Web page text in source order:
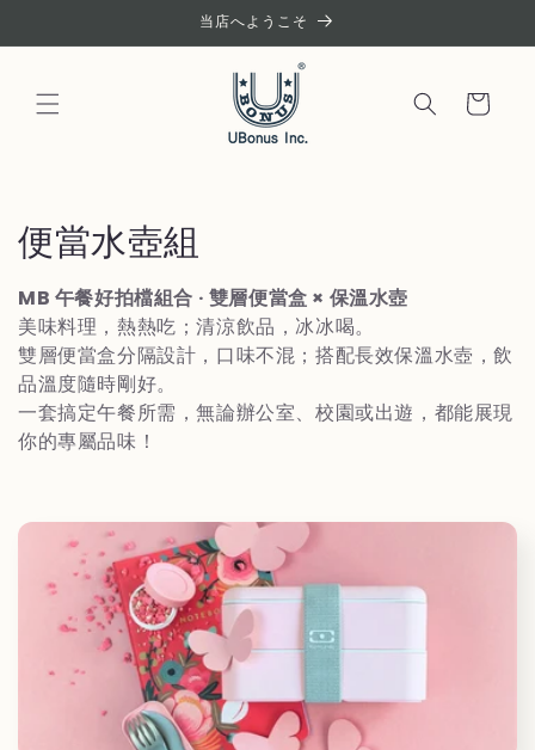
進む
当店へようこそ
ー
コ
レ
ク
シ
ョ
:
便當水壺組
MB 午餐好拍檔組合 · 雙層便當盒 × 保溫水壺
美味料理，熱熱吃；清涼飲品，冰冰喝。
雙層便當盒分隔設計，口味不混；搭配長效保溫水壺，飲
品溫度隨時剛好。
一套搞定午餐所需，無論辦公室、校園或出遊，都能展現
你的專屬品味！